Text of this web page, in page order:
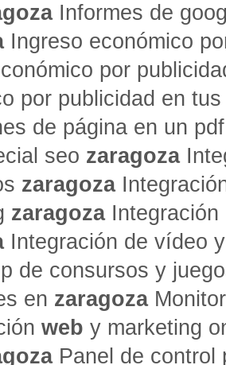
Informes de
Ingreso económico
por
por publicidad en
de página en un
seo zaragoza
zaragoza
zaragozaIntegración
Integración de vídeo
de consursos y
en zaragoza
web y marketing
Panel de control